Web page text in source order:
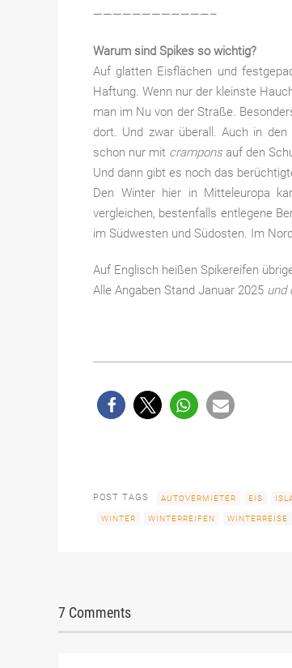
————————————–
Warum sind Spikes so wichtig?
Auf glatten Eisflächen und
Haftung. Wenn nur der kleinste
man im Nu von der Straße.
dort. Und zwar überall. Auch in
schon nur mit crampons auf den
Und dann gibt es noch das
Den Winter hier in Mitteleuropa
vergleichen, bestenfalls entlegene
im Südwesten und Südosten. Im
Auf Englisch heißen Spikereifen
Alle Angaben Stand Januar 2025 und
POST TAGS AUTOVERMIETER EIS
WINTER WINTERREIFEN WINTERREISE
7 Comments